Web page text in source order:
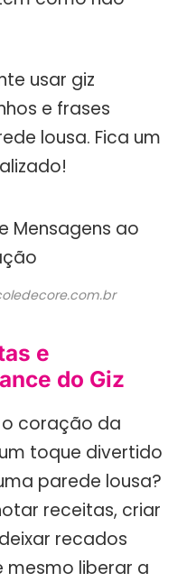
usar giz
e frases
lousa. Fica um
e
do Giz
o coração da
toque divertido
parede lousa?
receitas, criar
recados
liberar a